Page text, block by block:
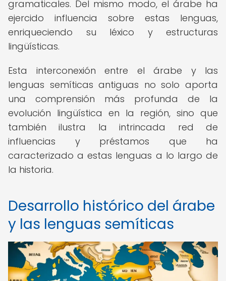
gramaticales. Del mismo modo, el árabe ha
ejercido influencia sobre estas lenguas,
enriqueciendo su léxico y estructuras
lingüísticas.
Esta interconexión entre el árabe y las
lenguas semíticas antiguas no solo aporta
una comprensión más profunda de la
evolución lingüística en la región, sino que
también ilustra la intrincada red de
influencias y préstamos que ha
caracterizado a estas lenguas a lo largo de
la historia.
Desarrollo histórico del árabe
y las lenguas semíticas